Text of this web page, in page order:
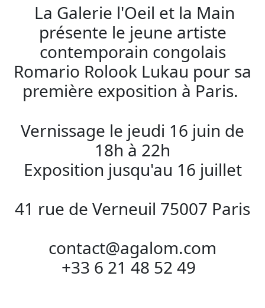
La Galerie l'Oeil et la Main
présente le jeune artiste
contemporain congolais
Romario Rolook Lukau pour sa
première exposition à Paris.
Vernissage le jeudi 16 juin de
18h à 22h
Exposition jusqu'au 16 juillet
41 rue de Verneuil 75007 Paris
contact@agalom.com
+33 6 21 48 52 49